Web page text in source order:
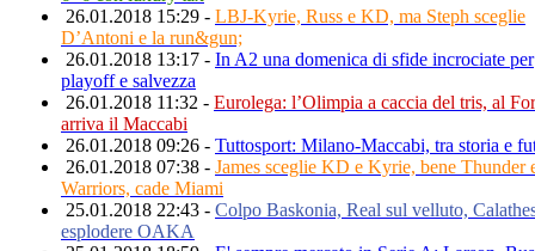
26.01.2018 15:29 - LBJ-Kyrie, Russ e KD, ma Steph sceglie
D’Antoni e la run&gun;
26.01.2018 13:17 - In A2 una domenica di sfide incrociate per
playoff e salvezza
26.01.2018 11:32 - Eurolega: l’Olimpia a caccia del tris, al
arriva il Maccabi
26.01.2018 09:26 - Tuttosport: Milano-Maccabi, tra storia e
26.01.2018 07:38 - James sceglie KD e Kyrie, bene Thunder
Warriors, cade Miami
25.01.2018 22:43 - Colpo Baskonia, Real sul velluto,
esplodere OAKA